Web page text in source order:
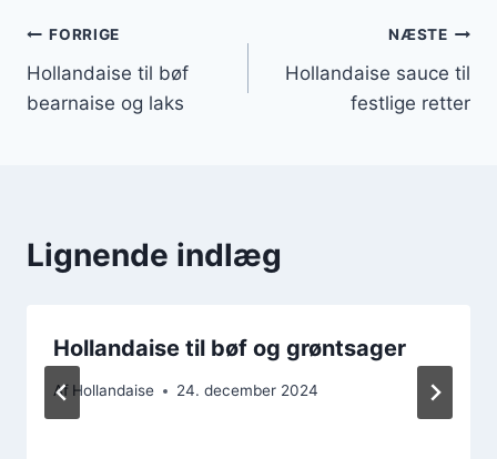
Indlægsnavigation
FORRIGE
Hollandaise til bøf
bearnaise og laks
NÆSTE
Hollandaise sauce til
festlige retter
Lignende indlæg
Hollandaise til bøf og grøntsager
Af Hollandaise 24. december 2024